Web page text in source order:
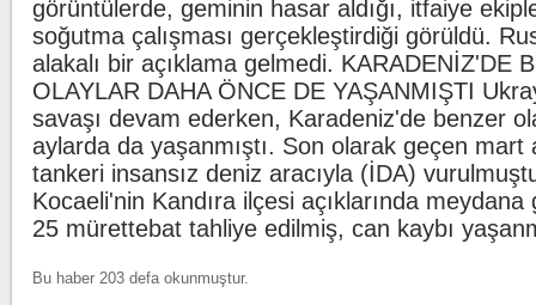
görüntülerde, geminin hasar aldığı, itfaiye
soğutma çalışması gerçekleştirdiği görüldü.
alakalı bir açıklama gelmedi. KARADENİZ'DE
OLAYLAR DAHA ÖNCE DE YAŞANMIŞTI
savaşı devam ederken, Karadeniz'de benzer
aylarda da yaşanmıştı. Son olarak geçen mart
tankeri insansız deniz aracıyla (İDA)
Kocaeli'nin Kandıra ilçesi açıklarında
25 mürettebat tahliye edilmiş, can kaybı
Bu haber 203 defa okunmuştur.